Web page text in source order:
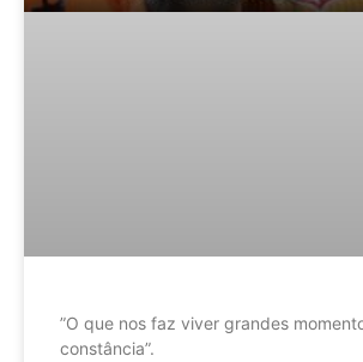
”O que nos faz viver grandes
constância”.